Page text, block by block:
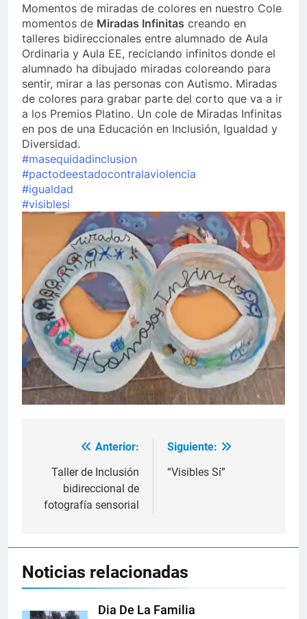
Momentos de miradas de colores en nuestro Cole
momentos de Miradas Infinitas creando en
talleres bidireccionales entre alumnado de Aula
Ordinaria y Aula EE, reciclando infinitos donde el
alumnado ha dibujado miradas coloreando para
sentir, mirar a las personas con Autismo. Miradas
de colores para grabar parte del corto que va a ir
a los Premios Platino. Un cole de Miradas Infinitas
en pos de una Educación en Inclusión, Igualdad y
Diversidad.
#masequidadinclusion
#pactodeestadocontralaviolencia
#igualdad
#visiblesi
Navegación
de
entradas
Anterior:
Taller de Inclusión
bidireccional de
fotografía sensorial
Siguiente:
“Visibles Sí”
Noticias relacionadas
Dia De La Familia